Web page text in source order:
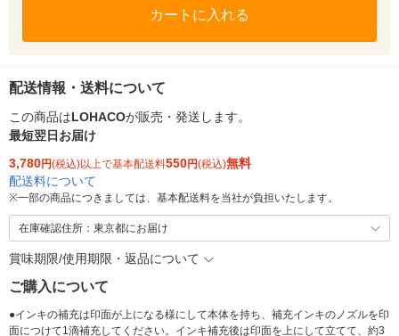
カートに入れる
配送情報・送料について
この商品はLOHACOが販売・発送します。
最短翌日お届け
3,780円(税込)以上で基本配送料550円(税込)無料
配送料について
※一部の商品につきましては、基本配送料を当社が負担いたします。
在庫確認住所：東京都にお届け
賞味期限/使用期限・返品について
ご購入について
●インキの補充は印面が上になる様にして本体を持ち、補充インキのノズルを印
面につけて1滴補充してください。インキ補充後は印面を上にして立てて、約3